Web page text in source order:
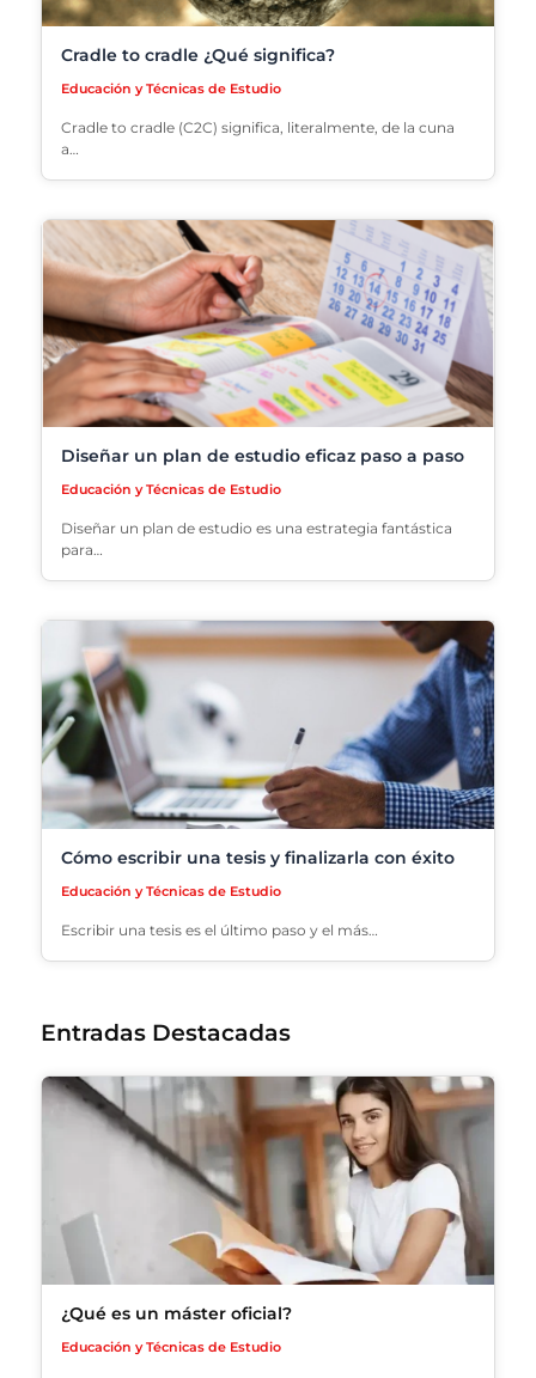
Cradle to cradle ¿Qué significa?
Educación y Técnicas de Estudio
Cradle to cradle (C2C) significa, literalmente, de la cuna
a…
Diseñar un plan de estudio eficaz paso a paso
Educación y Técnicas de Estudio
Diseñar un plan de estudio es una estrategia fantástica
para…
Cómo escribir una tesis y finalizarla con éxito
Educación y Técnicas de Estudio
Escribir una tesis es el último paso y el más…
Entradas Destacadas
¿Qué es un máster oficial?
Educación y Técnicas de Estudio